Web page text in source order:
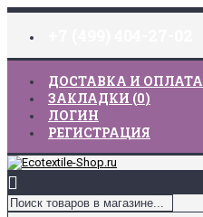
ДОСТАВКА И ОПЛАТА
ЗАКЛАДКИ (0)
ЛОГИН
РЕГИСТРАЦИЯ